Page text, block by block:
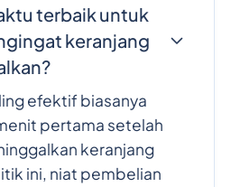
terbaik untuk
keranjang
efektif biasanya
pertama setelah
keranjang
ini, niat pembelian